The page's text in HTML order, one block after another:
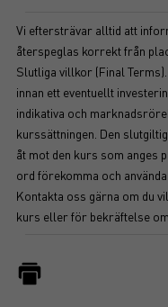
Vi eftersträvar alltid att
återspeglas korrekt från
Slutliga villkor (Final
innan ett eventuellt
indikativa och
kurssättningen. Den
åt mot den kurs som anges
ord förekomma och
Kontakta oss gärna om du
kurs eller för bekräftelse